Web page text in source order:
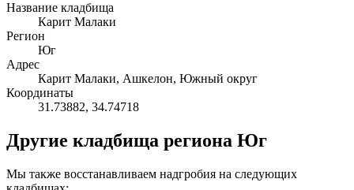
Название кладбища
Карит Малаки
Регион
Юг
Адрес
Карит Малаки, Ашкелон, Южный округ
Координаты
31.73882, 34.74718
Другие кладбища региона Юг
Мы также восстанавливаем надгробия на следующих